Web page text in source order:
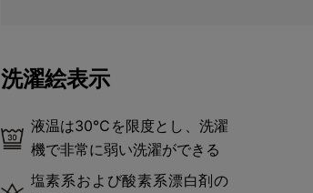
洗濯絵表示
液温は30℃を限度とし、洗濯
機で非常に弱い洗濯ができる
塩素系および酸素系漂白剤の